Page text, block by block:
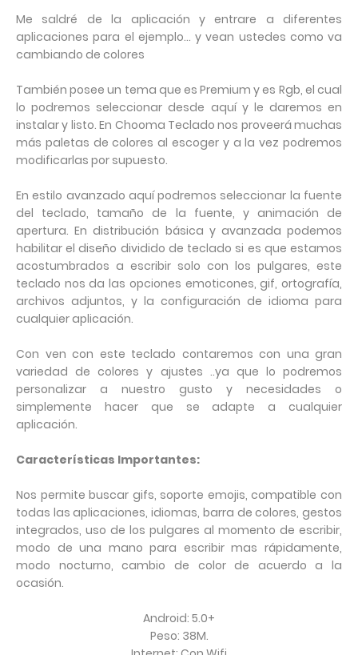
Me saldré de la aplicación y entrare a diferentes
aplicaciones para el ejemplo… y vean ustedes como va
cambiando de colores
También posee un tema que es Premium y es Rgb, el cual
lo podremos seleccionar desde aquí y le daremos en
instalar y listo. En Chooma Teclado nos proveerá muchas
más paletas de colores al escoger y a la vez podremos
modificarlas por supuesto.
En estilo avanzado aquí podremos seleccionar la fuente
del teclado, tamaño de la fuente, y animación de
apertura. En distribución básica y avanzada podemos
habilitar el diseño dividido de teclado si es que estamos
acostumbrados a escribir solo con los pulgares, este
teclado nos da las opciones emoticones, gif, ortografía,
archivos adjuntos, y la configuración de idioma para
cualquier aplicación.
Con ven con este teclado contaremos con una gran
variedad de colores y ajustes ..ya que lo podremos
personalizar a nuestro gusto y necesidades o
simplemente hacer que se adapte a cualquier
aplicación.
Características Importantes:
Nos permite buscar gifs, soporte emojis, compatible con
todas las aplicaciones, idiomas, barra de colores, gestos
integrados, uso de los pulgares al momento de escribir,
modo de una mano para escribir mas rápidamente,
modo nocturno, cambio de color de acuerdo a la
ocasión.
Android: 5.0+
Peso: 38M.